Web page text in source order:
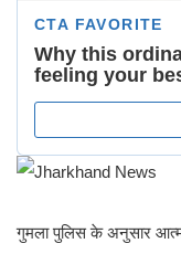
गुमला पुलिस के अनुसार